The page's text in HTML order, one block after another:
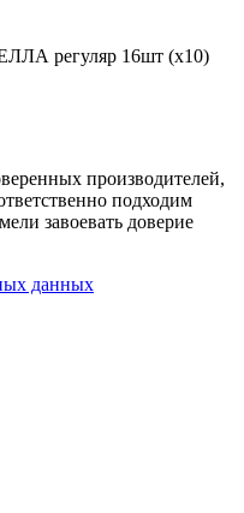
регуляр 16шт (х10)
производителей,
подходим
завоевать доверие
данных